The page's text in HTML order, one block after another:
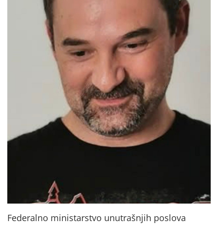
Federalno ministarstvo unutrašnjih poslova